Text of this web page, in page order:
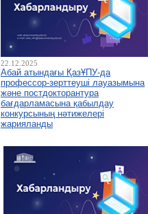
22.12.2025
Абай атындағы ҚазҰПУ-да
профессор-зерттеуші лауазымына
және постдокторантура
бағдарламасына қабылдау
конкурсының нәтижелері
жарияланды